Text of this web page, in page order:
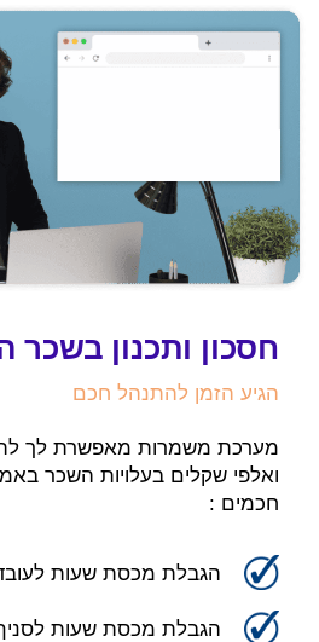
חסכון ותכנון בשכר
הגיע הזמן להתנהל חכם
מערכת משמרות מאפשרת לך
ואלפי שקלים בעלויות השכר
חכמים :
הגבלת מכסת שעות
הגבלת מכסת שעות